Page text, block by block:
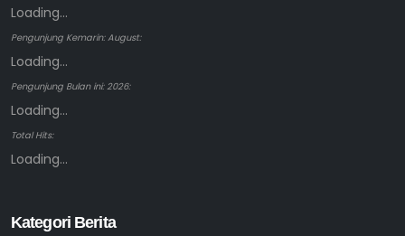
Loading...
Pengunjung Kemarin: August:
Loading...
Pengunjung Bulan ini: 2026:
Loading...
Total Hits:
Loading...
Kategori Berita